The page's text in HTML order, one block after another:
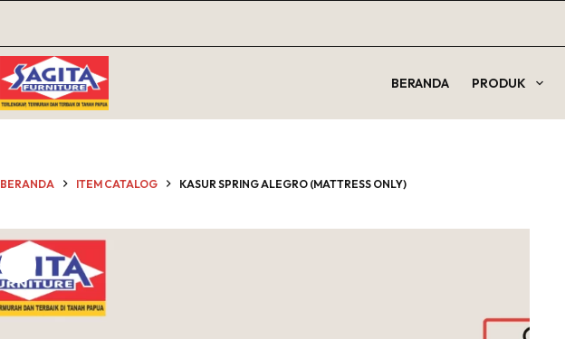
BERANDA PRODUK
BERANDA ITEM CATALOG KASUR SPRING ALEGRO (MATTRESS ONLY)